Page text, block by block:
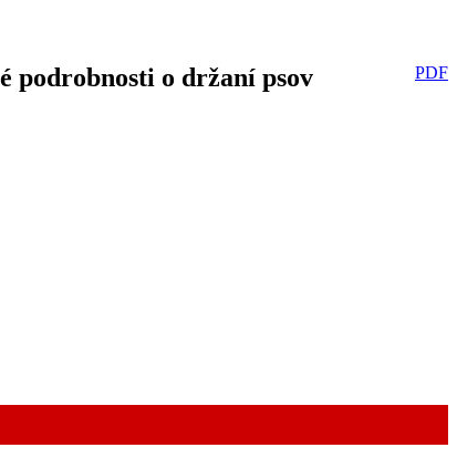
PDF
podrobnosti o držaní psov